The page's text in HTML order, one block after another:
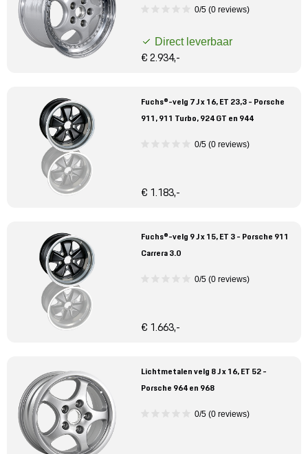
0/5 (0 reviews)
Direct leverbaar
€ 2.934,-
Fuchs®-velg 7 J x 16, ET 23,3 - Porsche
911, 911 Turbo, 924 GT en 944
0/5 (0 reviews)
€ 1.183,-
Fuchs®-velg 9 J x 15, ET 3 - Porsche 911
Carrera 3.0
0/5 (0 reviews)
€ 1.663,-
Lichtmetalen velg 8 J x 16, ET 52 -
Porsche 964 en 968
0/5 (0 reviews)